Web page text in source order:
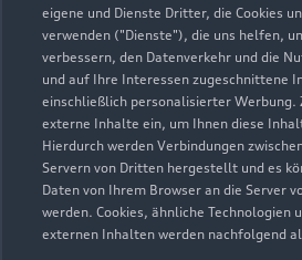
eigene und Dienste Dritter, die Cookies
verwenden ("Dienste"), die uns helfen,
verbessern, den Datenverkehr und die
und auf Ihre Interessen zugeschnittene
einschließlich personalisierter Werbung.
externe Inhalte ein, um Ihnen diese
Hierdurch werden Verbindungen
Servern von Dritten hergestellt und es
Daten von Ihrem Browser an die Server
werden. Cookies, ähnliche Technologien
externen Inhalten werden nachfolgend